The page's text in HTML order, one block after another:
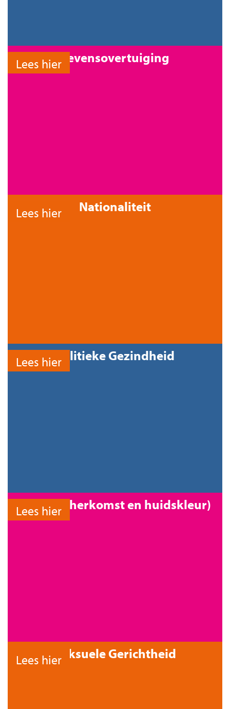
Levensovertuiging
Lees hier
Nationaliteit
Lees hier
Politieke Gezindheid
Lees hier
Ras (o.a. herkomst en huidskleur)
Lees hier
Seksuele Gerichtheid
Lees hier